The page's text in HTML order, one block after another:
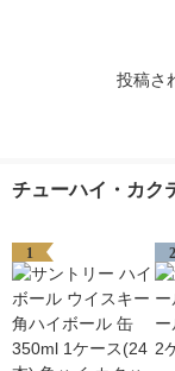
投稿さ
チューハイ・カク
1 2